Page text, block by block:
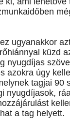
ugyanakkor
küzd
nyugdíjas
azokra úgy
tagjai 90
nyugdíjasok,
a tag helyett.